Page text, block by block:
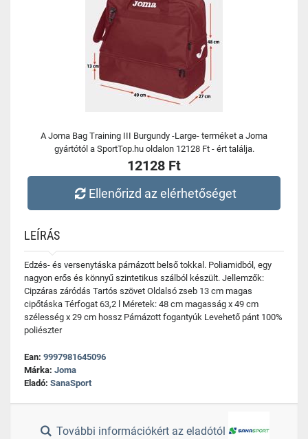
A Joma Bag Training III Burgundy -Large- terméket a Joma
gyártótól a SportTop.hu oldalon 12128 Ft - ért találja.
12128 Ft
Ellenőrizd az elérhetőséget
LEÍRÁS
Edzés- és versenytáska párnázott belső tokkal. Poliamidból, egy
nagyon erős és könnyű szintetikus szálból készült. Jellemzők:
Cipzáras záródás Tartós szövet Oldalsó zseb 13 cm magas
cipőtáska Térfogat 63,2 l Méretek: 48 cm magasság x 49 cm
szélesség x 29 cm hossz Párnázott fogantyúk Levehető pánt 100%
poliészter
Ean: 9997981645096
Márka: Joma
Eladó: SanaSport
További információkért az eladótól